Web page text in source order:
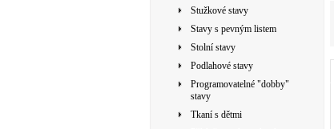
Stužkové stavy
Stavy s pevným listem
Stolní stavy
Podlahové stavy
Programovatelné "dobby"
stavy
Tkaní s dětmi